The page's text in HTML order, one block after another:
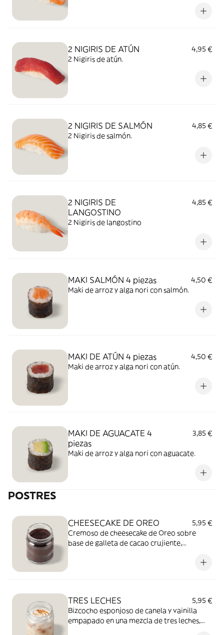
2 NIGIRIS DE ATÚN
4,95 €
2 Nigiris de atún.
2 NIGIRIS DE SALMÓN
4,85 €
2 Nigiris de salmón.
2 NIGIRIS DE
LANGOSTINO
4,85 €
2 Nigiris de langostino
MAKI SALMÓN 4 piezas
4,50 €
Maki de arroz y alga nori con salmón.
MAKI DE ATÚN 4 piezas
4,50 €
Maki de arroz y alga nori con atún.
MAKI DE AGUACATE 4
piezas
3,85 €
Maki de arroz y alga nori con aguacate.
POSTRES
CHEESECAKE DE OREO
5,95 €
Cremoso de cheesecake de Oreo sobre
base de galleta de cacao crujiente,
TRES LECHES
5,95 €
Bizcocho esponjoso de canela y vainilla
empapado en una mezcla de tres leches,